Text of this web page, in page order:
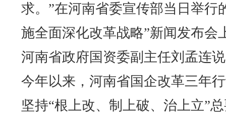
求。”在河南省委宣传部当日举行
施全面深化改革战略”新闻发布会
河南省政府国资委副主任刘孟连
今年以来，河南省国企改革三年
坚持“根上改、制上破、治上立”